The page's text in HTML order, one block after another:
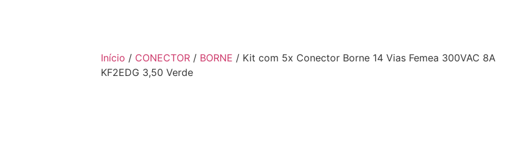
Início / CONECTOR / BORNE / Kit com 5x Conector Borne 14 Vias Femea 300VAC 8A
KF2EDG 3,50 Verde